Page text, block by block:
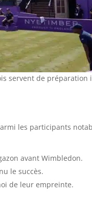
servent de préparation
les participants
avant Wimbledon.
le succès.
de leur empreinte.